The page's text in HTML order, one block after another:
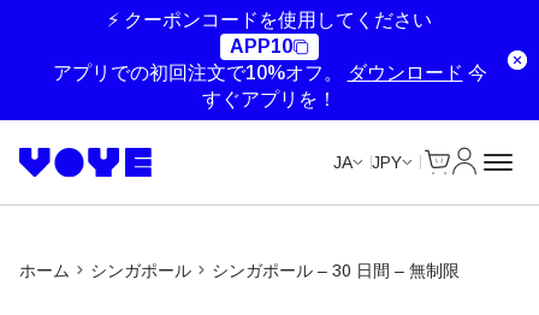
⚡ クーポンコードを使用してください
APP10
アプリでの初回注文で10%オフ。
ダウンロード 今
すぐアプリを！
JA JPY
ホーム シンガポール シンガポール – 30 日間 – 無制限
Unlimited Data
Unlimited Data
Unlimited Data
Unlimited Data